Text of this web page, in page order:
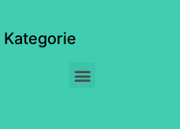
Kategorie